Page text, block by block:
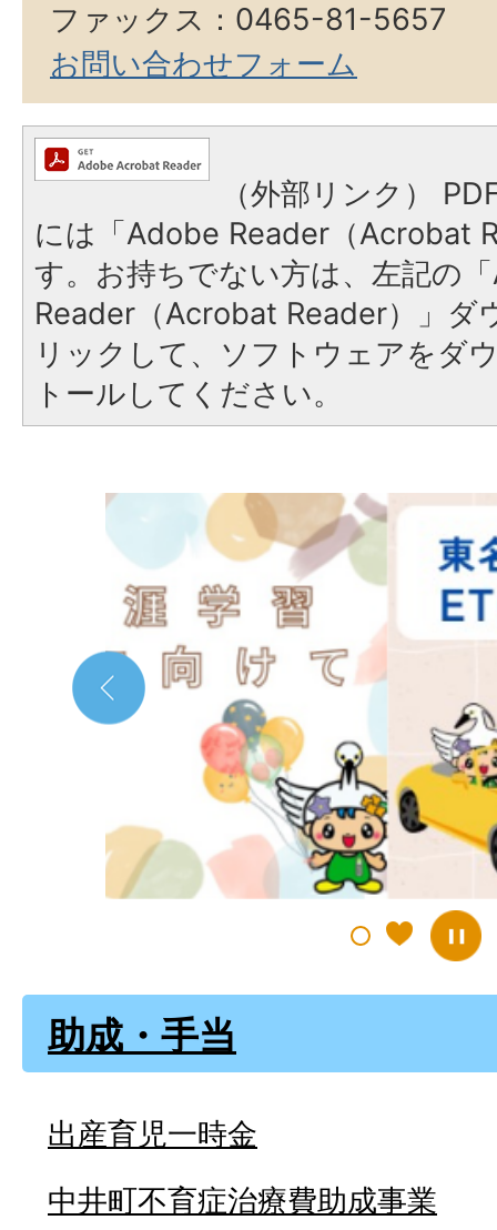
ファックス：0465-81-5657
お問い合わせフォーム
（外部リンク）
には「Adobe Reader（Acrobat
す。お持ちでない方は、左記の
Reader（Acrobat Reader）」ダ
リックして、ソフトウェアをダ
トールしてください。
2
枚
目
の
ス
ラ
ド
助成・手当
出産育児一時金
中井町不育症治療費助成事業